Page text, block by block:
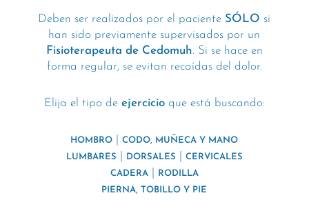
Deben ser realizados por el paciente SÓLO si
han sido previamente supervisados por un
Fisioterapeuta de Cedomuh. Si se hace en
forma regular, se evitan recaídas del dolor.
Elija el tipo de ejercicioque está buscando:
HOMBRO |CODO, MUÑECA Y MANO
LUMBARES
DORSALES
CERVICALES
CADERA|
RODILLA
PIERNA, TOBILLO Y PIE